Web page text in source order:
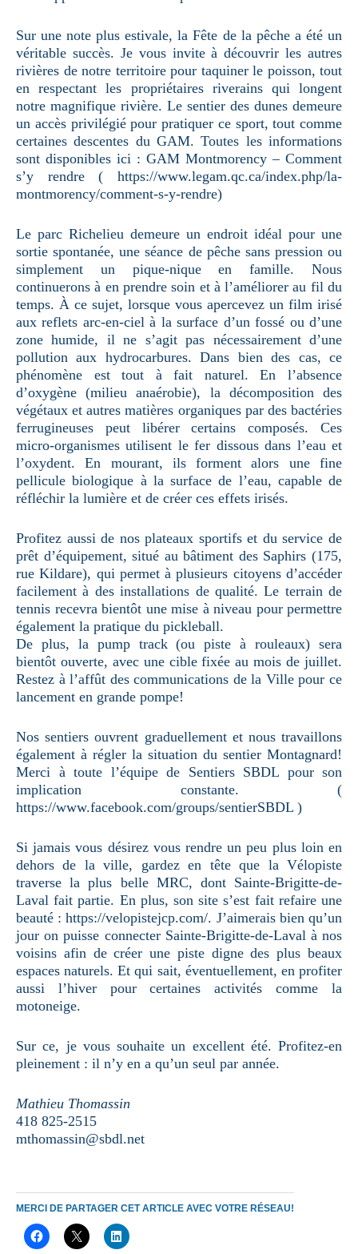
Sur une note plus estivale, la Fête de la pêche a été un
véritable succès. Je vous invite à découvrir les autres
rivières de notre territoire pour taquiner le poisson, tout
en respectant les propriétaires riverains qui longent
notre magnifique rivière. Le sentier des dunes demeure
un accès privilégié pour pratiquer ce sport, tout comme
certaines descentes du GAM. Toutes les informations
sont disponibles ici : GAM Montmorency – Comment
s’y rendre ( https://www.legam.qc.ca/index.php/la-
montmorency/comment-s-y-rendre)
Le parc Richelieu demeure un endroit idéal pour une
sortie spontanée, une séance de pêche sans pression ou
simplement un pique-nique en famille. Nous
continuerons à en prendre soin et à l’améliorer au fil du
temps. À ce sujet, lorsque vous apercevez un film irisé
aux reflets arc-en-ciel à la surface d’un fossé ou d’une
zone humide, il ne s’agit pas nécessairement d’une
pollution aux hydrocarbures. Dans bien des cas, ce
phénomène est tout à fait naturel. En l’absence
d’oxygène (milieu anaérobie), la décomposition des
végétaux et autres matières organiques par des bactéries
ferrugineuses peut libérer certains composés. Ces
micro-organismes utilisent le fer dissous dans l’eau et
l’oxydent. En mourant, ils forment alors une fine
pellicule biologique à la surface de l’eau, capable de
réfléchir la lumière et de créer ces effets irisés.
Profitez aussi de nos plateaux sportifs et du service de
prêt d’équipement, situé au bâtiment des Saphirs (175,
rue Kildare), qui permet à plusieurs citoyens d’accéder
facilement à des installations de qualité. Le terrain de
tennis recevra bientôt une mise à niveau pour permettre
également la pratique du pickleball.
De plus, la pump track (ou piste à rouleaux) sera
bientôt ouverte, avec une cible fixée au mois de juillet.
Restez à l’affût des communications de la Ville pour ce
lancement en grande pompe!
Nos sentiers ouvrent graduellement et nous travaillons
également à régler la situation du sentier Montagnard!
Merci à toute l’équipe de Sentiers SBDL pour son
implication constante. (
https://www.facebook.com/groups/sentierSBDL )
Si jamais vous désirez vous rendre un peu plus loin en
dehors de la ville, gardez en tête que la Vélopiste
traverse la plus belle MRC, dont Sainte-Brigitte-de-
Laval fait partie. En plus, son site s’est fait refaire une
beauté : https://velopistejcp.com/. J’aimerais bien qu’un
jour on puisse connecter Sainte-Brigitte-de-Laval à nos
voisins afin de créer une piste digne des plus beaux
espaces naturels. Et qui sait, éventuellement, en profiter
aussi l’hiver pour certaines activités comme la
motoneige.
Sur ce, je vous souhaite un excellent été. Profitez-en
pleinement : il n’y en a qu’un seul par année.
Mathieu Thomassin
418 825-2515
mthomassin@sbdl.net
MERCI DE PARTAGER CET ARTICLE AVEC VOTRE RÉSEAU!